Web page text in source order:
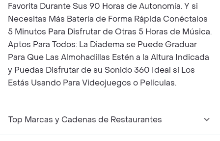
Favorita Durante Sus 90 Horas de Autonomía. Y si
Necesitas Más Batería de Forma Rápida Conéctalos
5 Minutos Para Disfrutar de Otras 5 Horas de Música.
Aptos Para Todos: La Diadema se Puede Graduar
Para Que Las Almohadillas Estén a la Altura Indicada
y Puedas Disfrutar de su Sonido 360 Ideal si Los
Estás Usando Para Videojuegos o Películas.
Top Marcas y Cadenas de Restaurantes